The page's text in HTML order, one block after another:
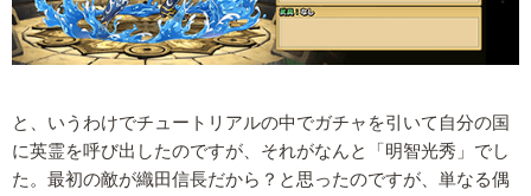
と、いうわけでチュートリアルの中でガチャを引いて自分の国
に英霊を呼び出したのですが、それがなんと「明智光秀」でし
た。最初の敵が織田信長だから？と思ったのですが、単なる偶